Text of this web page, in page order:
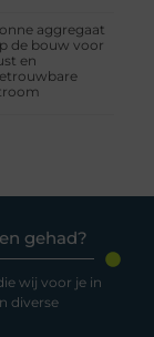
aggregaat
de bouw voor
en
gehad?
wij voor je in
diverse